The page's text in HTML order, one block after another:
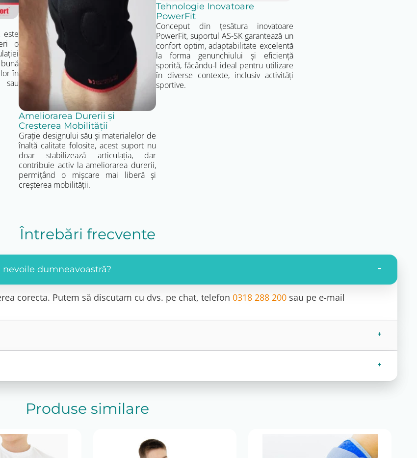
este
o
în
sau
Ameliorarea Durerii și
Creșterea Mobilității
Grație designului său și materialelor de
înaltă calitate folosite, acest suport nu
doar stabilizează articulația, dar
contribuie activ la ameliorarea durerii,
permițând o mișcare mai liberă și
creșterea mobilității.
Tehnologie Inovatoare
PowerFit
Conceput din țesătura inovatoare
PowerFit, suportul AS-SK garantează un
confort optim, adaptabilitate excelentă
la forma genunchiului și eficiență
sporită, făcându-l ideal pentru utilizare
în diverse contexte, inclusiv activități
sportive.
Întrebări frecvente
dumneavoastră?
corecta. Putem să discutam cu dvs. pe chat, telefon 0318 288 200 sau pe e-mail
Produse similare